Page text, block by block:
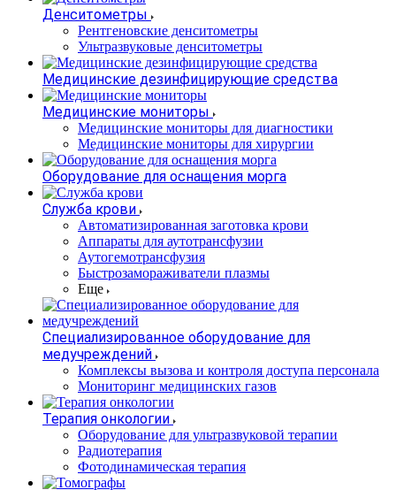
Денситометры
Рентгеновские денситометры
Ультразвуковые денситометры
Медицинские дезинфицирующие средства
Медицинские мониторы
Медицинские мониторы для диагностики
Медицинские мониторы для хирургии
Оборудование для оснащения морга
Служба крови
Автоматизированная заготовка крови
Аппараты для аутотрансфузии
Аутогемотрансфузия
Быстрозамораживатели плазмы
Еще
Специализированное оборудование для
медучреждений
Комплексы вызова и контроля доступа персонала
Мониторинг медицинских газов
Терапия онкологии
Оборудование для ультразвуковой терапии
Радиотерапия
Фотодинамическая терапия